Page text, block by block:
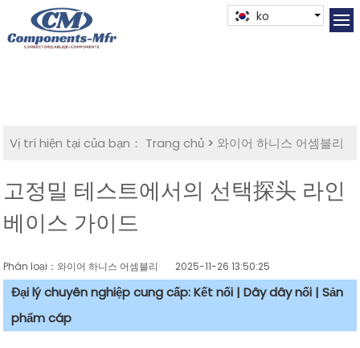
ko
Vị trí hiện tại của bạn： Trang chủ > 와이어 하니스 어셈블리
고정밀 테스트에서의 선택探头 라인
베이스 가이드
Phân loại：와이어 하니스 어셈블리 2025-11-26 13:50:25
Đại lý chuyên nghiệp cung cấp: Kết nối | Dây dây nối | Sản
phẩm cáp